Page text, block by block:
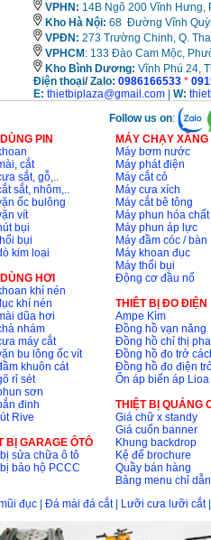
VPHN: 14B Ngõ 200 Vĩnh Hưng,
Kho Hà Nội: 68 Đường Vĩnh
VPĐN: 273 Trường Chinh, Q.
VPHCM : 133 Đào Cam Mộc,
Kho Bình Dương: Vĩnh Phú 24,
Điện thoại/ Zalo: 0986166533 *
E: thietbiplaza@gmail.com W:
Follow us on:
PIN
cắt
sắt, gỗ,..
sắt, nhôm,..
ốc bulông
vít
bụi
bụi
kim loại
HƠI
khí nén
khí nén
dũa hơi
nhám
máy cắt
bu lông ốc vít
khuôn cát
rỉ sét
sơn
đinh
Rive
BỊ GARAGE ÔTÔ
sửa chữa ô tô
bảo hộ PCCC
MÁY CHẠY
Máy bơm nước
Máy phát điện
Máy cắt cỏ
Máy cưa xích
Máy cắt bê tông
Máy phun hóa chất
Máy phun áp lực
Máy đầm cóc / bàn
Máy khoan đục
Máy thổi bụi
Động cơ đầu nổ
THIÊT BỊ ĐO ĐIỆN
Ampe Kìm
Đồng hồ vạn năng
Đồng hồ chỉ thị pha
Đồng hồ đo trở
Đồng hồ đo điện
Ổn áp biến áp Lioa
THIỆT BỊ QUẢNG
Giá chữ x standy
Giá cuốn banner
Khung backdrop
Kệ để brochure
Quầy bán hàng
Bảng menu chỉ dẫn
đục Đá mài đá cắt| Lưỡi cưa lưỡi cắt